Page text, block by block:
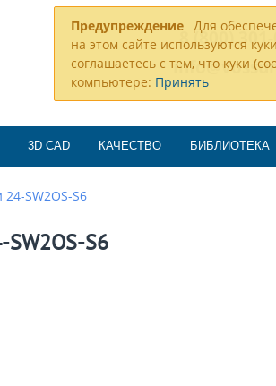
Предупреждение Для
на этом сайте используются
соглашаетесь с тем, что куки
компьютере: Принять
8 (800) 301-
3D CAD КАЧЕСТВО БИБЛИОТЕКА
SW2OS-S6
S6